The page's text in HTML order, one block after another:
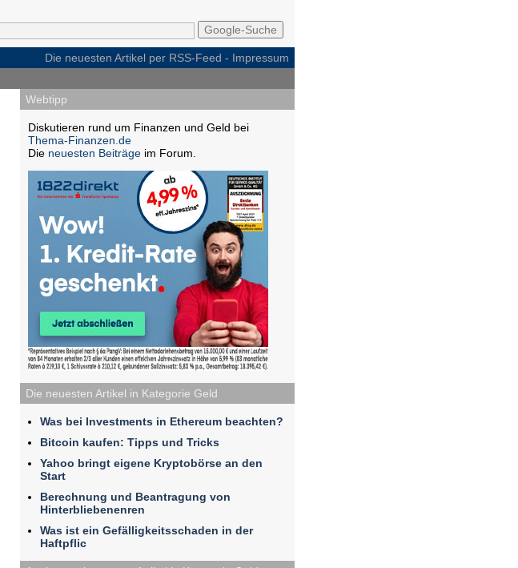
Die neuesten Artikel per RSS-Feed - Impressum
Webtipp
Diskutieren rund um Finanzen und Geld bei
Thema-Finanzen.de
Die neuesten Beiträgeim Forum.
Die neuesten Artikel in Kategorie Geld
Was bei Investments in Ethereum beachten?
Bitcoin kaufen: Tipps und Tricks
Yahoo bringt eigene Kryptobörse an den
Start
Berechnung und Beantragung von
Hinterbliebenenren
Was ist ein Gefälligkeitsschaden in der
Haftpflic